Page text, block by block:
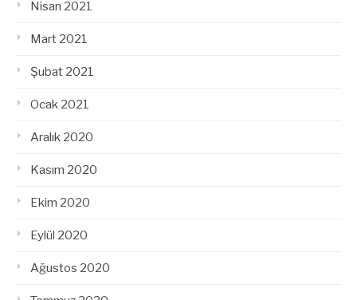
Nisan 2021
Mart 2021
Şubat 2021
Ocak 2021
Aralık 2020
Kasım 2020
Ekim 2020
Eylül 2020
Ağustos 2020